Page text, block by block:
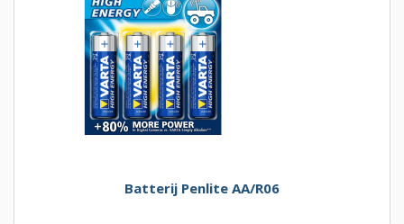
Batterij Penlite AA/R06